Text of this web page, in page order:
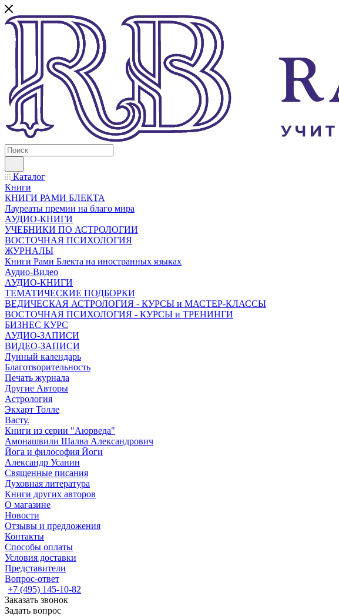
Каталог
Книги
КНИГИ РАМИ БЛЕКТА
Лауреаты премии на благо мира
АУДИО-КНИГИ
УЧЕБНИКИ ПО АСТРОЛОГИИ
ВОСТОЧНАЯ ПСИХОЛОГИЯ
ЖУРНАЛЫ
Книги Рами Блекта на иностранных языках
Аудио-Видео
АУДИО-КНИГИ
ТЕМАТИЧЕСКИЕ ПОДБОРКИ
ВЕДИЧЕСКАЯ АСТРОЛОГИЯ - КУРСЫ и МАСТЕР-КЛАССЫ
ВОСТОЧНАЯ ПСИХОЛОГИЯ - КУРСЫ и ТРЕНИНГИ
БИЗНЕС КУРС
АУДИО-ЗАПИСИ
ВИДЕО-ЗАПИСИ
Лунный календарь
Благотворительность
Печать журнала
Другие Aвторы
Астрология
Экхарт Толле
Васту.
Книги из серии "Аюрведа"
Амонашвили Шалва Александрович
Йога и философия Йоги
Александр Усанин
Священные писания
Духовная литература
Книги других авторов
О магазине
Новости
Отзывы и предложения
Контакты
Способы оплаты
Условия доставки
Представители
Вопрос-ответ
+7 (495) 145-10-82
Заказать звонок
Задать вопрос